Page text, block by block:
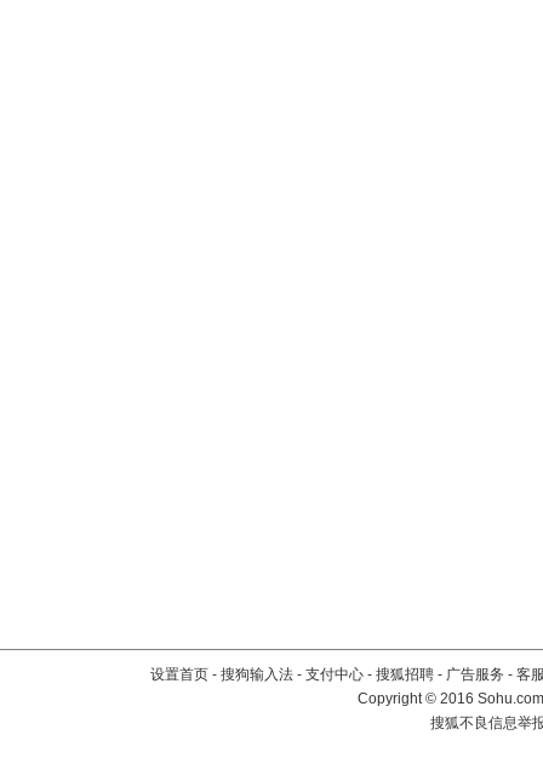
设置首页 - 搜狗输入法 - 支付中心 - 搜狐招聘 - 广告服务 - 客
Copyright©2016
搜狐不良信息举